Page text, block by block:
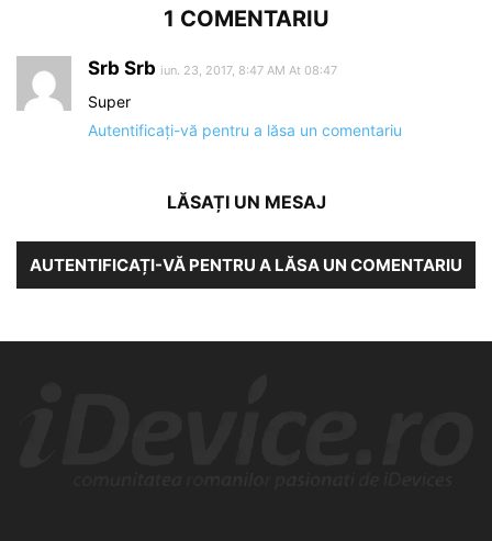
1 COMENTARIU
Srb Srb iun. 23, 2017, 8:47 AM At 08:47
Super
Autentificați-vă pentru a lăsa un comentariu
LĂSAȚI UN MESAJ
AUTENTIFICAȚI-VĂ PENTRU A LĂSA UN COMENTARIU